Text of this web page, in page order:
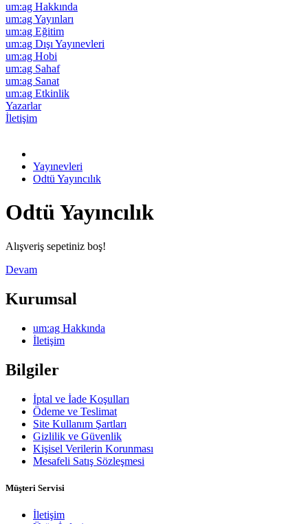
um:ag Hakkında
um:ag Yayınları
um:ag Eğitim
um:ag Dışı Yayınevleri
um:ag Hobi
um:ag Sahaf
um:ag Sanat
um:ag Etkinlik
Yazarlar
İletişim
Yayınevleri
Odtü Yayıncılık
Odtü Yayıncılık
Alışveriş sepetiniz boş!
Devam
Kurumsal
um:ag Hakkında
İletişim
Bilgiler
İptal ve İade Koşulları
Ödeme ve Teslimat
Site Kullanım Şartları
Gizlilik ve Güvenlik
Kişisel Verilerin Korunması
Mesafeli Satış Sözleşmesi
Müşteri Servisi
İletişim